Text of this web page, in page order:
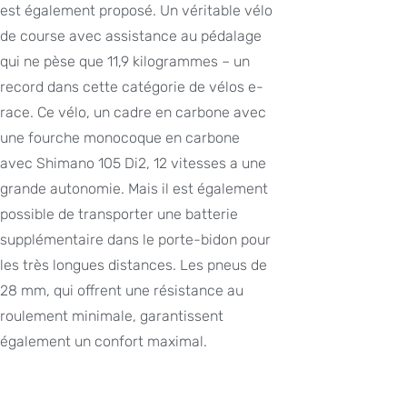
est également proposé. Un véritable vélo
de course avec assistance au pédalage
qui ne pèse que 11,9 kilogrammes – un
record dans cette catégorie de vélos e-
race. Ce vélo, un cadre en carbone avec
une fourche monocoque en carbone
avec Shimano 105 Di2, 12 vitesses a une
grande autonomie. Mais il est également
possible de transporter une batterie
supplémentaire dans le porte-bidon pour
les très longues distances. Les pneus de
28 mm, qui offrent une résistance au
roulement minimale, garantissent
également un confort maximal.